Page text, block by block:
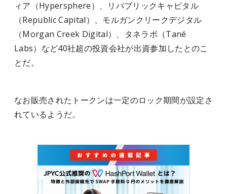
ィア（Hypersphere）、リパブリックキャピタル
（Republic Capital）、モルガンクリークデジタル
（Morgan Creek Digital）、タネラボ（Tané
Labs）など40社超の投資会社が出資参加したとのこ
とだ。
なお販売されたトークンは一定のロック期間が設定さ
れているようだ。